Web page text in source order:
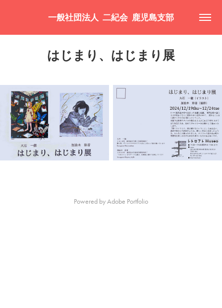
一般社団法人  二紀会  鹿児島支部
はじまり、はじまり展
Powered byAdobe Portfolio